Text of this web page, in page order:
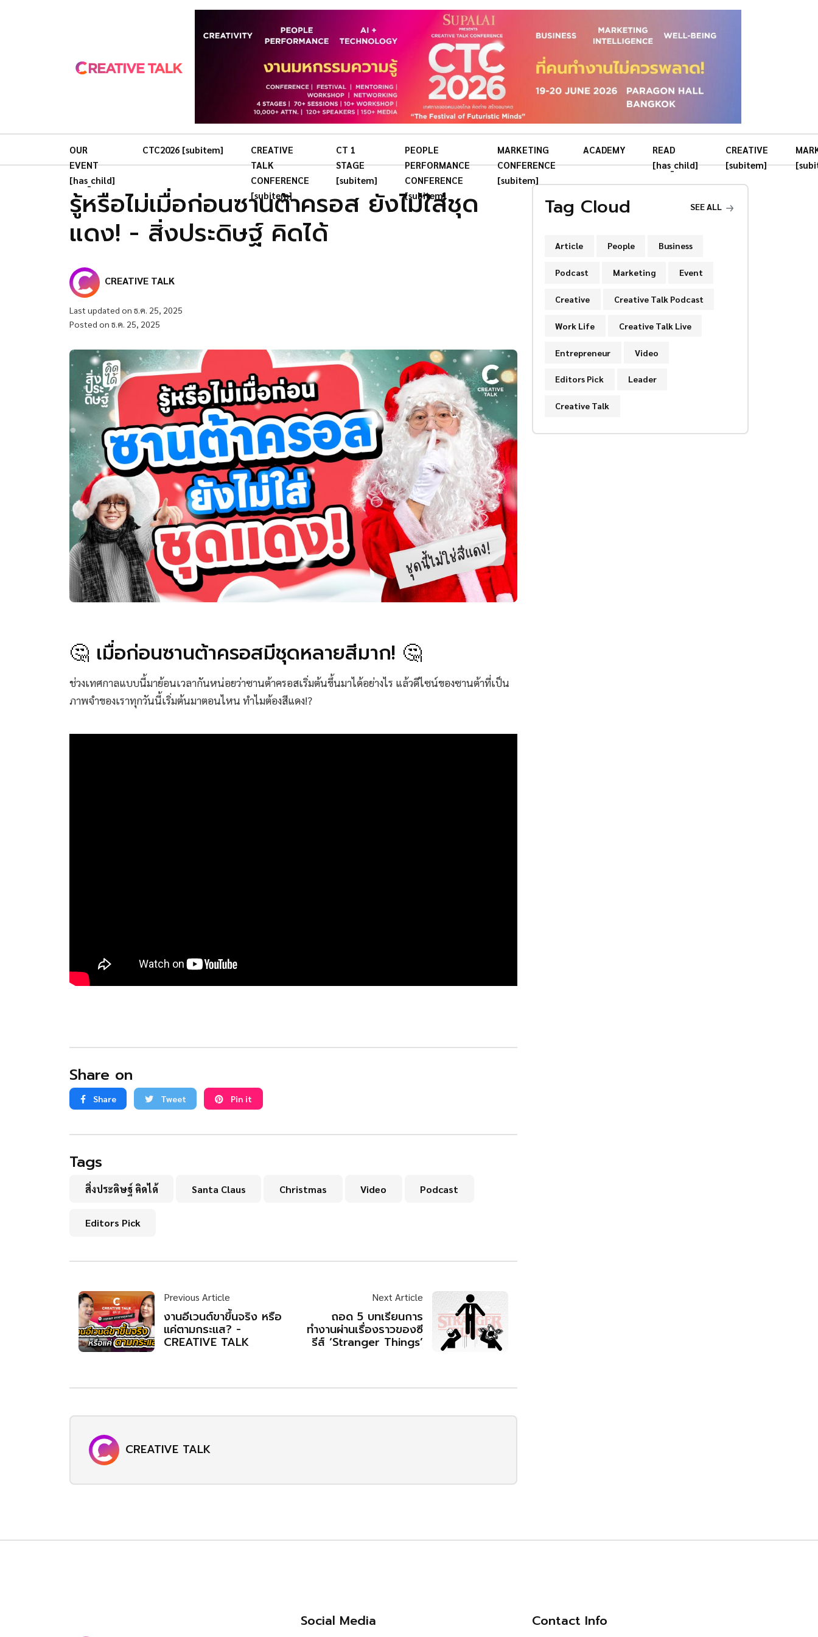
OUR
EVENT
[has_child]
CTC2026 [subitem]
CREATIVE
TALK
CONFERENCE
[subitem]
CT 1
STAGE
[subitem]
PEOPLE
PERFORMANCE
CONFERENCE
[subitem]
MARKETING
CONFERENCE
[subitem]
ACADEMY
READ
[has_child]
CREATIVE
[subitem]
รู้หรือไม่เมื่อก่อนซานต้าครอส ยังไม่ใส่ชุด
แดง! - สิ่งประดิษฐ์ คิดได้
CREATIVE TALK
Last updated on ธ.ค. 25, 2025
Posted on ธ.ค. 25, 2025
🤔 เมื่อก่อนซานต้าครอสมีชุดหลายสีมาก! 🤔
ช่วงเทศกาลแบบนี้มาย้อนเวลากันหน่อยว่าซานต้าครอสเริ่มต้นขึ้นมาได้อย่างไร แล้วดีไซน์ของซานต้าที่เป็น
ภาพจำของเราทุกวันนี้เริ่มต้นมาตอนไหน ทำไมต้องสีแดง!?
Share on
Share Tweet Pin it
Tags
สิ่งประดิษฐ์ คิดได้ Santa Claus Christmas Video Podcast
Editors Pick
Previous Article
งานอีเวนต์ขาขึ้นจริง หรือ
แค่ตามกระแส? -
CREATIVE TALK
Next Article
ถอด 5 บทเรียนการ
ทำงานผ่านเรื่องราวของซี
รีส์ ‘Stranger Things’
CREATIVE TALK
Tag Cloud SEE ALL
Article People Business
Podcast Marketing Event
Creative Creative Talk Podcast
Work Life Creative Talk Live
Entrepreneur Video
Editors Pick Leader
Creative Talk
Social Media Contact Info